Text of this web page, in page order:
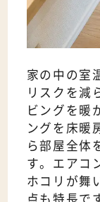
家の中の室
リスクを減
ビングを暖
ングを床暖
ら部屋全体
す。エアコ
ホコリが舞
点も特長で